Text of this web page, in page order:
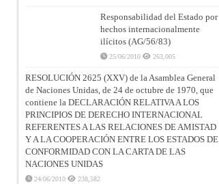
Responsabilidad del Estado por
hechos internacionalmente
ilícitos (AG/56/83)
25/06/2010 263,005
RESOLUCIÓN 2625 (XXV) de la Asamblea General
de Naciones Unidas, de 24 de octubre de 1970, que
contiene la DECLARACIÓN RELATIVA A LOS
PRINCIPIOS DE DERECHO INTERNACIONAL
REFERENTES A LAS RELACIONES DE AMISTAD
Y A LA COOPERACIÓN ENTRE LOS ESTADOS DE
CONFORMIDAD CON LA CARTA DE LAS
NACIONES UNIDAS
24/06/2010 238,582